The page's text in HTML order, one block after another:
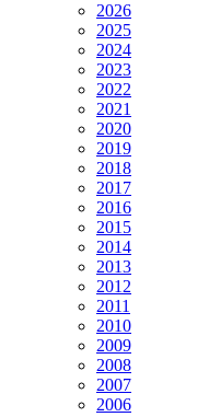
2026
2025
2024
2023
2022
2021
2020
2019
2018
2017
2016
2015
2014
2013
2012
2011
2010
2009
2008
2007
2006